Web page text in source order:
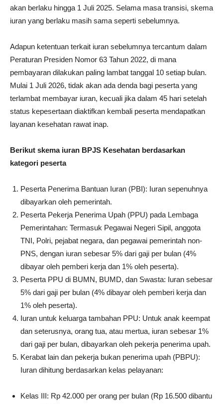
akan berlaku hingga 1 Juli 2025. Selama masa transisi, skema
iuran yang berlaku masih sama seperti sebelumnya.
Adapun ketentuan terkait iuran sebelumnya tercantum dalam
Peraturan Presiden Nomor 63 Tahun 2022, di mana
pembayaran dilakukan paling lambat tanggal 10 setiap bulan.
Mulai 1 Juli 2026, tidak akan ada denda bagi peserta yang
terlambat membayar iuran, kecuali jika dalam 45 hari setelah
status kepesertaan diaktifkan kembali peserta mendapatkan
layanan kesehatan rawat inap.
Berikut skema iuran BPJS Kesehatan berdasarkan
kategori peserta
Peserta Penerima Bantuan Iuran (PBI): Iuran sepenuhnya
dibayarkan oleh pemerintah.
Peserta Pekerja Penerima Upah (PPU) pada Lembaga
Pemerintahan: Termasuk Pegawai Negeri Sipil, anggota
TNI, Polri, pejabat negara, dan pegawai pemerintah non-
PNS, dengan iuran sebesar 5% dari gaji per bulan (4%
dibayar oleh pemberi kerja dan 1% oleh peserta).
Peserta PPU di BUMN, BUMD, dan Swasta: Iuran sebesar
5% dari gaji per bulan (4% dibayar oleh pemberi kerja dan
1% oleh peserta).
Iuran untuk keluarga tambahan PPU: Untuk anak keempat
dan seterusnya, orang tua, atau mertua, iuran sebesar 1%
dari gaji per bulan, dibayarkan oleh pekerja penerima upah.
Kerabat lain dan pekerja bukan penerima upah (PBPU):
Iuran dihitung berdasarkan kelas pelayanan:
Kelas III: Rp 42.000 per orang per bulan (Rp 16.500 dibantu